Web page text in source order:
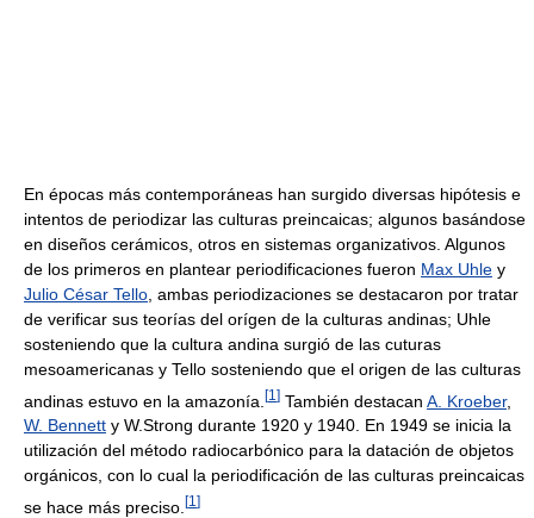
En épocas más contemporáneas han surgido diversas hipótesis e
intentos de periodizar las culturas preincaicas; algunos basándose
en diseños cerámicos, otros en sistemas organizativos. Algunos
de los primeros en plantear periodificaciones fueron Max Uhle y
Julio César Tello , ambas periodizaciones se destacaron por tratar
de verificar sus teorías del orígen de la culturas andinas; Uhle
sosteniendo que la cultura andina surgió de las cuturas
mesoamericanas y Tello sosteniendo que el origen de las culturas
andinas estuvo en la amazonía. [1 ] También destacan A. Kroeber,
W. Bennett y W.Strong durante 1920 y 1940. En 1949 se inicia la
utilización del método radiocarbónico para la datación de objetos
orgánicos, con lo cual la periodificación de las culturas preincaicas
se hace más preciso. [1 ]